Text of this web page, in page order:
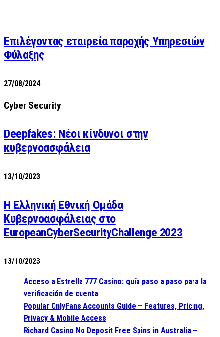
Επιλέγοντας εταιρεία παροχής Υπηρεσιών
Φύλαξης
27/08/2024
Cyber Security
Deepfakes: Νέοι κίνδυνοι στην
κυβερνοασφάλεια
13/10/2023
Η Ελληνική Εθνική Ομάδα
Κυβερνοασφάλειας στο
EuropeanCyberSecurityChallenge 2023
13/10/2023
Acceso a Estrella 777 Casino: guía paso a paso para la
verificación de cuenta
Popular OnlyFans Accounts Guide – Features, Pricing,
Privacy & Mobile Access
Richard Casino No Deposit Free Spins in Australia –